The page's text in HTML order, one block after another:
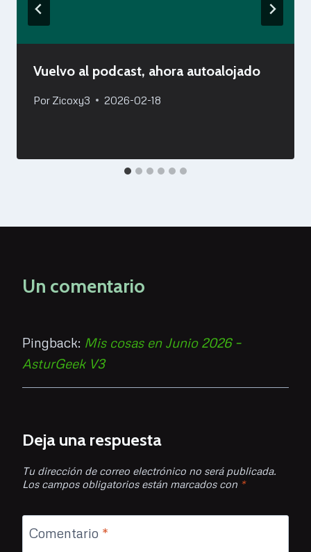
Vuelvo al podcast, ahora autoalojado
Por Zicoxy3 2026-02-18
Un comentario
Pingback: Mis cosas en Junio 2026 –
AsturGeek V3
Deja una respuesta
Tu dirección de correo electrónico no será publicada.
Los campos obligatorios están marcados con *
Comentario *